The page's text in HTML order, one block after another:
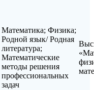
Математика; Физика;
Родной язык/ Родная
литература;
Математические
методы решения
профессиональных
задач